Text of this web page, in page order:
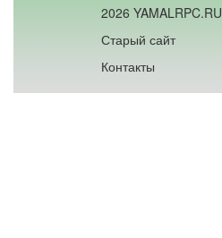
2026 YAMALRPC.RU
Старый сайт
Контакты